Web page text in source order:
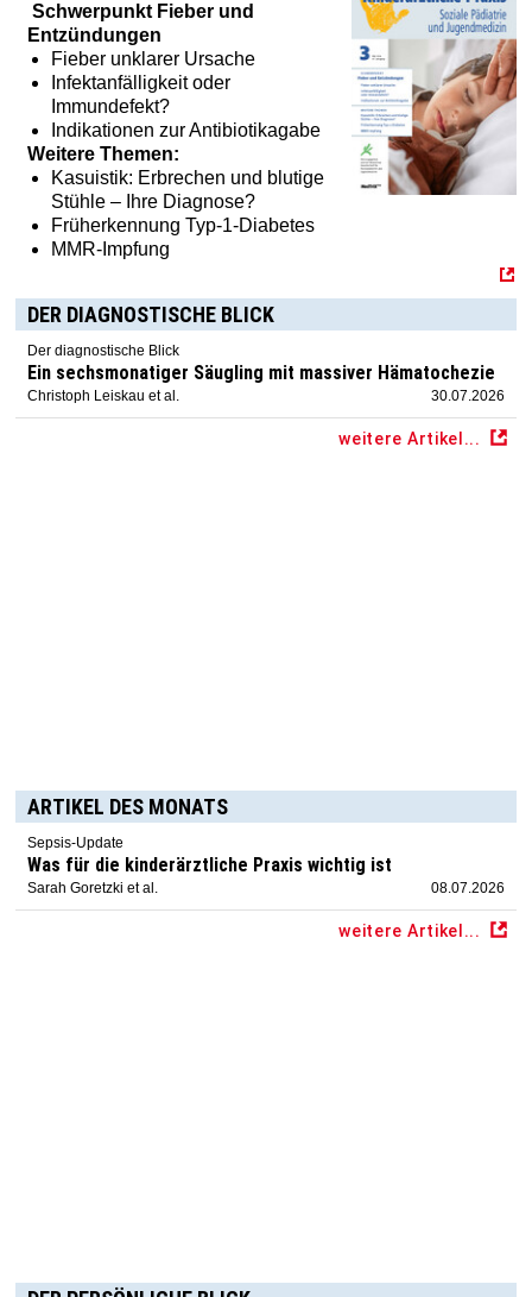
Haben Sie Interesse an einem Abonnement? Dann klicken
Sie einfach hier:[MTX]-Shop
Schwerpunkt Fieber und
Entzündungen
Fieber unklarer Ursache
Infektanfälligkeit oder
Immundefekt?
Indikationen zur Antibiotikagabe
Weitere Themen:
Kasuistik: Erbrechen und blutige
Stühle – Ihre Diagnose?
Früherkennung Typ-1-Diabetes
MMR-Impfung
DER DIAGNOSTISCHE BLICK
Der diagnostische Blick
Ein sechsmonatiger Säugling mit massiver Hämatochezie
Christoph Leiskau et al. 30.07.2026
weitere Artikel...
ARTIKEL DES MONATS
Sepsis-Update
Was für die kinderärztliche Praxis wichtig ist
Sarah Goretzki et al. 08.07.2026
weitere Artikel...